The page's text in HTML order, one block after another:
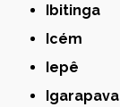
Ibitinga
Icém
Iepê
Igarapava